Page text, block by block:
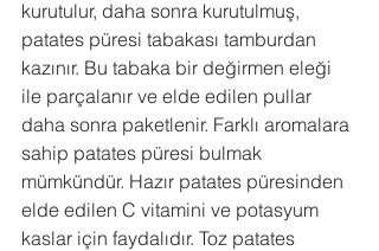
kurutulur, daha sonra kurutulmuş,
patates püresi tabakası tamburdan
kazınır. Bu tabaka bir değirmen eleği
ile parçalanır ve elde edilen pullar
daha sonra paketlenir. Farklı aromalara
sahip patates püresi bulmak
mümkündür. Hazır patates püresinden
elde edilen C vitamini ve potasyum
kaslar için faydalıdır. Toz patates